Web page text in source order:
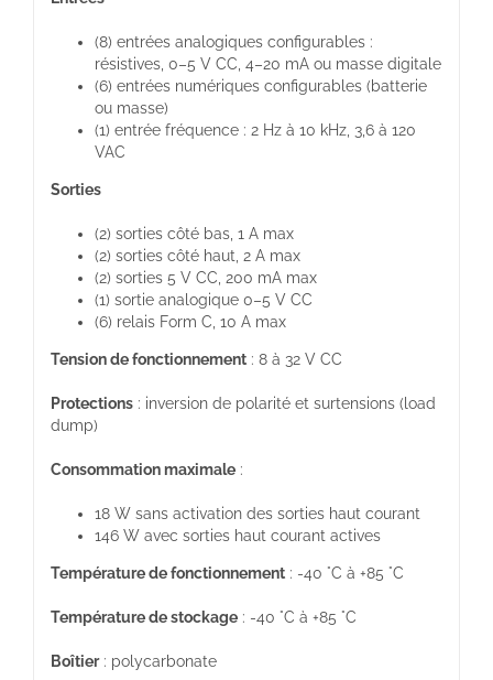
(8) entrées analogiques configurables :
résistives, 0–5 V CC, 4–20 mA ou masse digitale
(6) entrées numériques configurables (batterie
ou masse)
(1) entrée fréquence : 2 Hz à 10 kHz, 3,6 à 120
VAC
Sorties
(2) sorties côté bas, 1 A max
(2) sorties côté haut, 2 A max
(2) sorties 5 V CC, 200 mA max
(1) sortie analogique 0–5 V CC
(6) relais Form C, 10 A max
Tension de fonctionnement: 8 à 32 V CC
Protections: inversion de polarité et surtensions (load
dump)
Consommation maximale:
18 W sans activation des sorties haut courant
146 W avec sorties haut courant actives
Température de fonctionnement: -40 °C à +85 °C
Température de stockage: -40 °C à +85 °C
Boîtier: polycarbonate